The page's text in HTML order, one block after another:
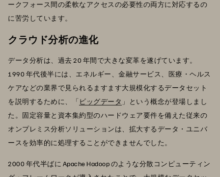
ークフォース間の柔軟なアクセスの必要性の両方に対応するの
に苦労しています。
クラウド分析の進化
データ分析は、過去 20 年間で大きな変革を遂げています。
1990 年代後半には、エネルギー、金融サービス、医療・ヘルス
ケアなどの業界で見られるますます大規模化するデータセット
を説明するために、「ビッグデータ 」という概念が登場しまし
た。固定容量と資本集約型のハードウェア要件を備えた従来の
オンプレミス分析ソリューションは、拡大するデータ・ユニバ
ースを効率的に処理することができませんでした。
2000 年代半ばに Apache Hadoop のような分散コンピューティン